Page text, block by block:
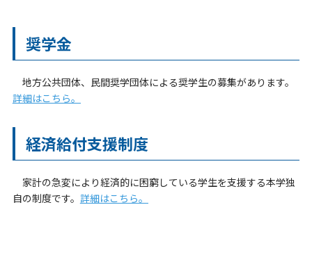
奨学金
地方公共団体、民間奨学団体による奨学生の募集があります。
詳細はこちら。
経済給付支援制度
家計の急変により経済的に困窮している学生を支援する本学独
自の制度です。 詳細はこちら。